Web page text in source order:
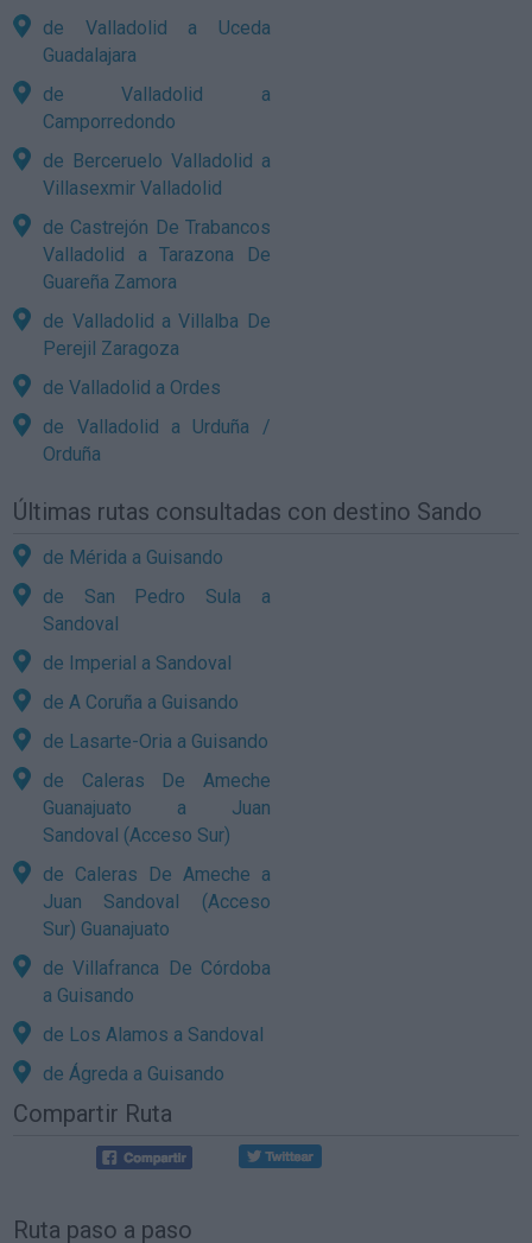
de Valladolid a Uceda
Guadalajara
de Valladolid a
Camporredondo
de Berceruelo Valladolid a
Villasexmir Valladolid
de Castrejón De Trabancos
Valladolid a Tarazona De
Guareña Zamora
de Valladolid a Villalba De
Perejil Zaragoza
de Valladolid a Ordes
de Valladolid a Urduña /
Orduña
Últimas rutas consultadas con destino Sando
de Mérida a Guisando
de San Pedro Sula a
Sandoval
de Imperial a Sandoval
de A Coruña a Guisando
de Lasarte-Oria a Guisando
de Caleras De Ameche
Guanajuato a Juan
Sandoval (Acceso Sur)
de Caleras De Ameche a
Juan Sandoval (Acceso
Sur) Guanajuato
de Villafranca De Córdoba
a Guisando
de Los Alamos a Sandoval
de Ágreda a Guisando
Compartir Ruta
Ruta paso a paso